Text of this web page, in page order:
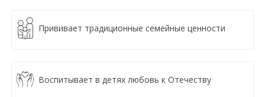
Прививает традиционные семейные ценности
Воспитывает в детях любовь к Отечеству